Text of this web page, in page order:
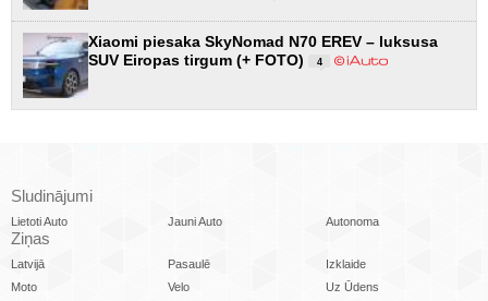
Xiaomi piesaka SkyNomad N70 EREV – luksusa
SUV Eiropas tirgum (+ FOTO)
4
Sludinājumi
Lietoti Auto Jauni Auto Autonoma
Ziņas
Latvijā Pasaulē
Izklaide
Moto
Velo
Uz Ūdens